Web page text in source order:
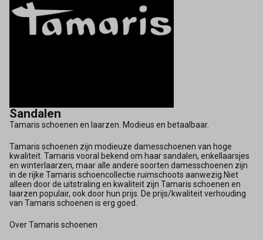
Sandalen
Tamaris schoenen en laarzen. Modieus en betaalbaar.
Tamaris schoenen zijn modieuze damesschoenen van hoge
kwaliteit. Tamaris vooral bekend om haar sandalen, enkellaarsjes
en winterlaarzen, maar alle andere soorten damesschoenen zijn
in de rijke Tamaris schoencollectie ruimschoots aanwezig.Niet
alleen door de uitstraling en kwaliteit zijn Tamaris schoenen en
laarzen populair, ook door hun prijs. De prijs/kwaliteit verhouding
van Tamaris schoenen is erg goed.
Over Tamaris schoenen